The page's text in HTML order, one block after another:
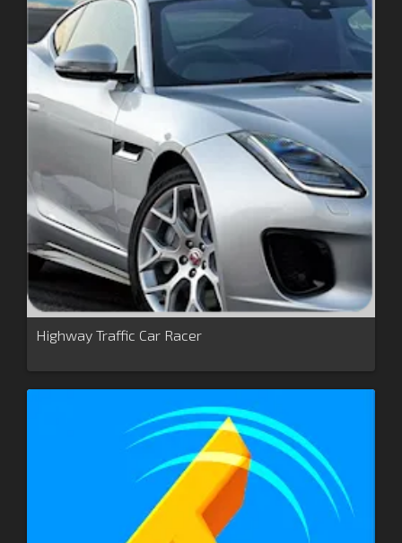
Highway Traffic Car Racer